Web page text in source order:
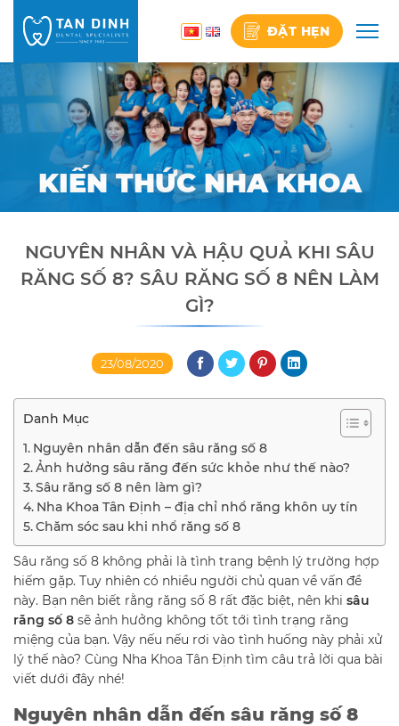
content
ĐẶT HẸN
KIẾN THỨC NHA KHOA
NGUYÊN NHÂN VÀ HẬU QUẢ KHI SÂU
RĂNG SỐ 8? SÂU RĂNG SỐ 8 NÊN LÀM
GÌ?
23/08/2020
Danh Mục
Nguyên nhân dẫn đến sâu răng số 8
Ảnh hưởng sâu răng đến sức khỏe như thế nào?
Sâu răng số 8 nên làm gì?
Nha Khoa Tân Định – địa chỉ nhổ răng khôn uy tín
Chăm sóc sau khi nhổ răng số 8
Sâu răng số 8 không phải là tình trạng bệnh lý trường hợp
hiếm gặp. Tuy nhiên có nhiều người chủ quan về vấn đề
này. Bạn nên biết rằng răng số 8 rất đặc biệt, nên khi sâu
răng số 8 sẽ ảnh hưởng không tốt tới tình trạng răng
miệng của bạn. Vậy nếu nếu rơi vào tình huống này phải xử
lý thế nào? Cùng Nha Khoa Tân Định tìm câu trả lời qua bài
viết dưới đây nhé!
Nguyên nhân dẫn đến sâu răng số 8